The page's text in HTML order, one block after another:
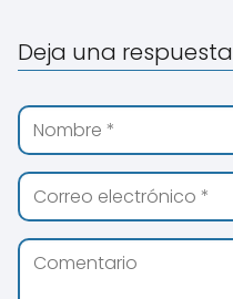
Deja una respuesta